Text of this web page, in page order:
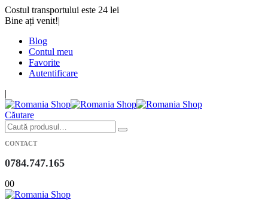
Costul transportului este 24 lei
Bine ați venit!|
Blog
Contul meu
Favorite
Autentificare
|
Căutare
CONTACT
0784.747.165
00